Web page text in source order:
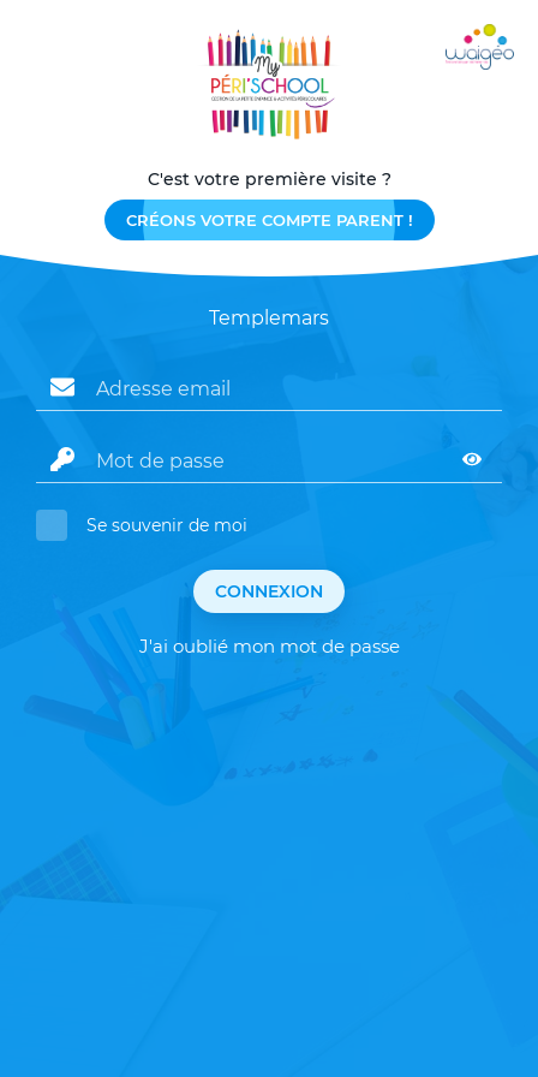
C'est votre première visite ?
CRÉONS VOTRE COMPTE PARENT !
Templemars
Se souvenir de moi
CONNEXION
J'ai oublié mon mot de passe